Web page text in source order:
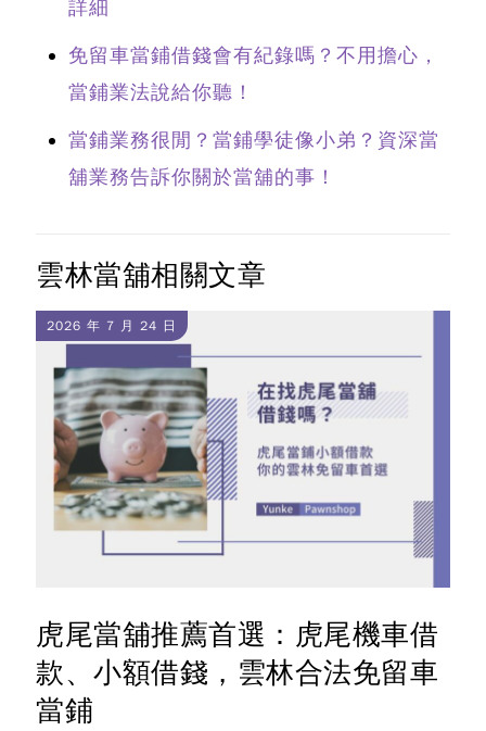
詳細
免留車當鋪借錢會有紀錄嗎？不用擔心，
當鋪業法說給你聽！
當鋪業務很閒？當鋪學徒像小弟？資深當
舖業務告訴你關於當舖的事！
雲林當舖相關文章
2026 年 7 月 24 日
虎尾當舖推薦首選：虎尾機車借
款、小額借錢，雲林合法免留車
當鋪